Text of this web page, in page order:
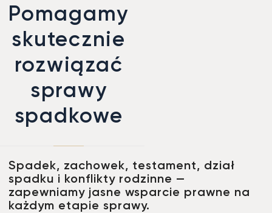
Pomagamy
skutecznie
rozwiązać
sprawy
spadkowe
Spadek, zachowek, testament, dział
spadku i konflikty rodzinne —
zapewniamy jasne wsparcie prawne na
każdym etapie sprawy.